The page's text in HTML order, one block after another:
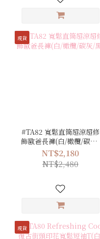
現貨
#TA82 寬鬆直筒超涼超修
飾歐爸長褲(白/橄欖/碳灰/
黑)
NT$2,180
NT$2,480
現貨